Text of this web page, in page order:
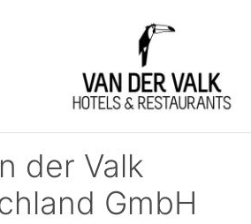
der Valk
GmbH